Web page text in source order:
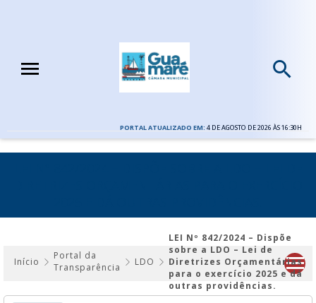
PORTAL ATUALIZADO EM: 4 DE AGOSTO DE 2026 ÀS 16:30H
Início
Portal da
Transparência
LDO
LEI Nº 842/2024 – Dispõe
sobre a LDO – Lei de
Diretrizes Orçamentárias
para o exercício 2025 e dá
outras providências.